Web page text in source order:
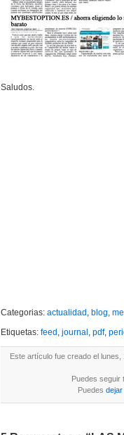
Saludos.
Categorias: actualidad , blog,
Etiquetas: feed , journal , pdf,
Este artículo fue creado el
Puedes seguir
Puedes